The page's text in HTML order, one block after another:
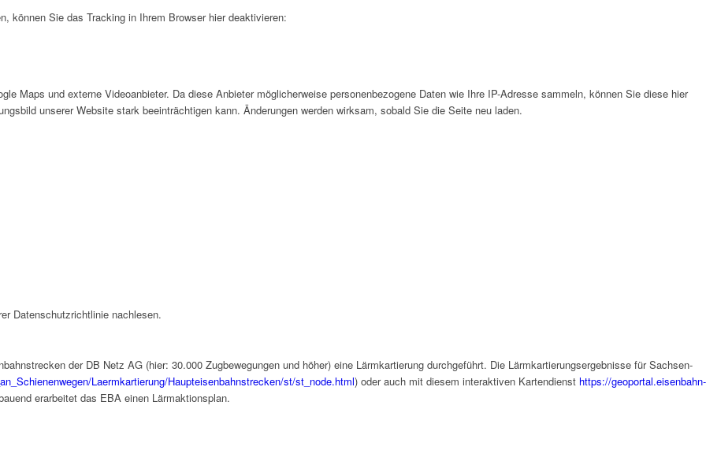
können Sie das Tracking in Ihrem Browser hier deaktivieren:
Maps und externe Videoanbieter. Da diese Anbieter möglicherweise personenbezogene Daten wie Ihre IP-Adresse sammeln, können Sie diese hier
unserer Website stark beeinträchtigen kann. Änderungen werden wirksam, sobald Sie die Seite neu laden.
Datenschutzrichtlinie nachlesen.
der DB Netz AG (hier: 30.000 Zugbewegungen und höher) eine Lärmkartierung durchgeführt. Die Lärmkartierungsergebnisse für Sachsen-
Laermkartierung/Haupteisenbahnstrecken/st/st_node.html) oder auch mit diesem interaktiven Kartendienst https://geoportal.eisenbahn-
erarbeitet das EBA einen Lärmaktionsplan.